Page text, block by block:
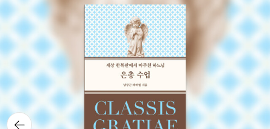
라 시대와 문화에 따라 변화하는 계획을 따른 것이다. _ 에드워드 홀,
<숨겨진 차원> , p164 우리가 공간을 만들고, 공간이 우리를 만든
다는 말에서 '공간이 의식을 지배한다'면서 쓸데없는 일만 벌이는 '누
군가'가 생각나기도 하지만, 미나리마 판 <해리 포터> 시리즈는 우리
의 추상과 작가의 세계를 보다 긴밀하게 연결시키며 작품 몰입도를
높여준다. 2차원 면에 표현된 텍스트의 내용을 3차원의 시공간에 표
현한 예쁜 책. 미나리마판이 갖는 매력은 이렇게 정리될 수 있을 듯하
다. 고정 형태의 공간에서 중요한 점은 대부분의 행동이 형성되는 틀
사실 커피를 구매한 비용과 함께 한두 시간 공간을 빌린 대가에 대한
대여비'도 포함된다. 어쩌면 배보다 배꼽이 커서 공간 대여료가 메인
이고 커피는 스끼다시인지도 모른다. 그렇다면 자신이 가지고 있는
원초적 공간을 파는 사람도 있을까 ? 공간을 사는 사람도 있으니 자
신이 가지고 있는 공간을 파는 사람도 있지 않을까 ? 당연하다. 유훙
업소나 성매매 종사자들이 그들이다. 그들은 몸을 파는 게 아니라 자
신이 가지고 있는 영토권'을 손님에게 잠시 양도한다. 성매매 종사자
은데 실제로는 한국의 학자가 쓴 책이다. 근대 초 유럽 청년들의 유학
기를 연구한 책인데 주로 그들은 프랑스나 이탈리아로 여행을 떠나며
많은 것을 배웠다. 괴테의 <이탈리아 기행>과 낭만주의의 여러작품
만 보더라도 많은 유럽인들이 이탈리아를 동경했음을 알 수 있다. 뭐,
이건 그 시기가 조금 뒤로 밀려난 이후의 이야기긴 하지만 말이다. <
반혁명>은 혁명에 대한 반동으로서의 행동인 반혁명에 대해 연구한
기념비적인 저서다. 여지껏 혁명에 대한 책은 많이 봤지만 반혁명에
뒤로가